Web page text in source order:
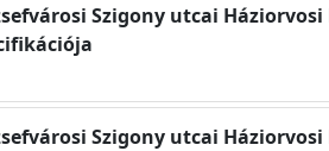
Szigony utcai
Szigony utcai